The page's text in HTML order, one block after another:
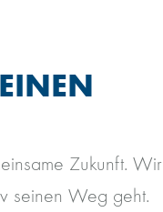
Zukunft. Wir
seinen Weg geht.